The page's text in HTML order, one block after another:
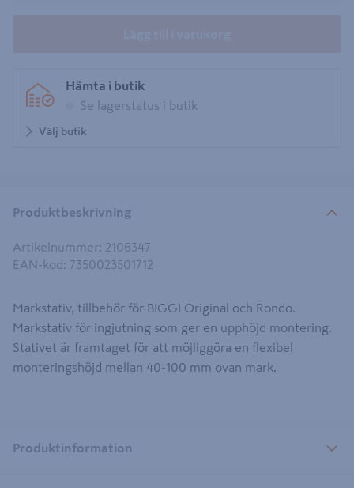
Hämta i butik
Se lagerstatus i butik
Välj butik
Produktbeskrivning
Artikelnummer: 2106347
EAN-kod : 7350023501712
Markstativ, tillbehör för BIGGI Original och Rondo.
Markstativ för ingjutning som ger en upphöjd montering.
Stativet är framtaget för att möjliggöra en flexibel
monteringshöjd mellan 40-100 mm ovan mark.
Produktinformation